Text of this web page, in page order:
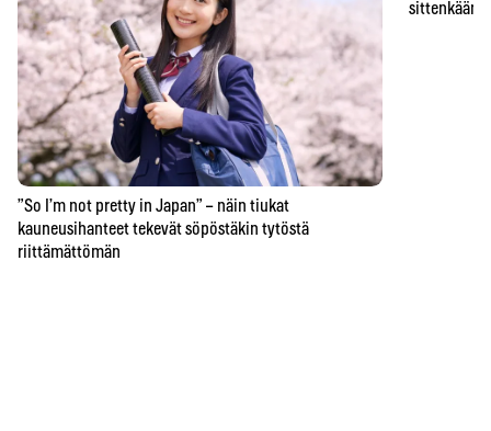
”So I’m not pretty in Japan” – näin tiukat
kauneusihanteet tekevät söpöstäkin tytöstä
riittämättömän
sittenkään